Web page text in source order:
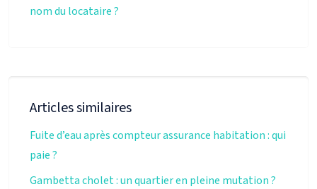
nom du locataire ?
Articles similaires
Fuite d’eau après compteur assurance habitation : qui
paie ?
Gambetta cholet : un quartier en pleine mutation ?